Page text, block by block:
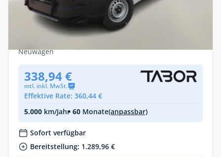
Citroën Jumper 35+ L4H2 CarPlay CargoP
PremiumC E-Rad Gewerbeleasing
Neuwagen
338,94 €
mtl. inkl. MwSt.
Effektive Rate: 360,44 €
5.000 km/Jahr• 60 Monate(anpassbar)
Sofort verfügbar
Bereitstellung: 1.289,96 €